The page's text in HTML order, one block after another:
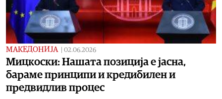
МАКЕДОНИЈА 02.06.2026
Мицкоски: Нашата позиција е јасна,
бараме принципи и кредибилен и
предвидлив процес